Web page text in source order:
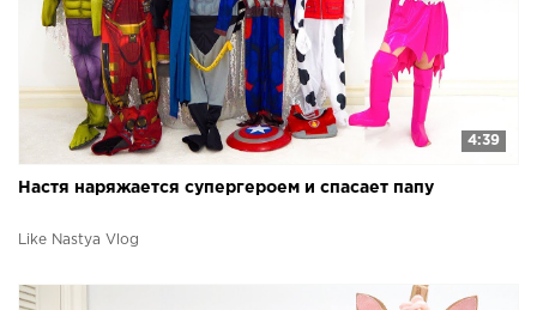
4:39
Настя наряжается супергероем и спасает папу
Like Nastya Vlog